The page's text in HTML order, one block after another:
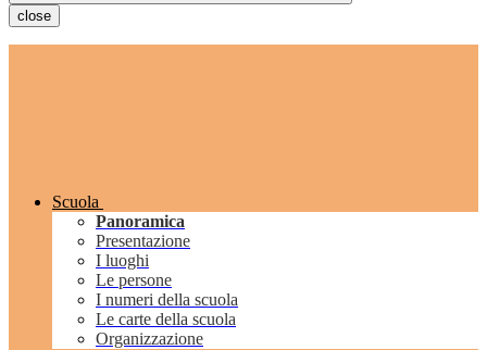
close
Scuola
Panoramica
Presentazione
I luoghi
Le persone
I numeri della scuola
Le carte della scuola
Organizzazione